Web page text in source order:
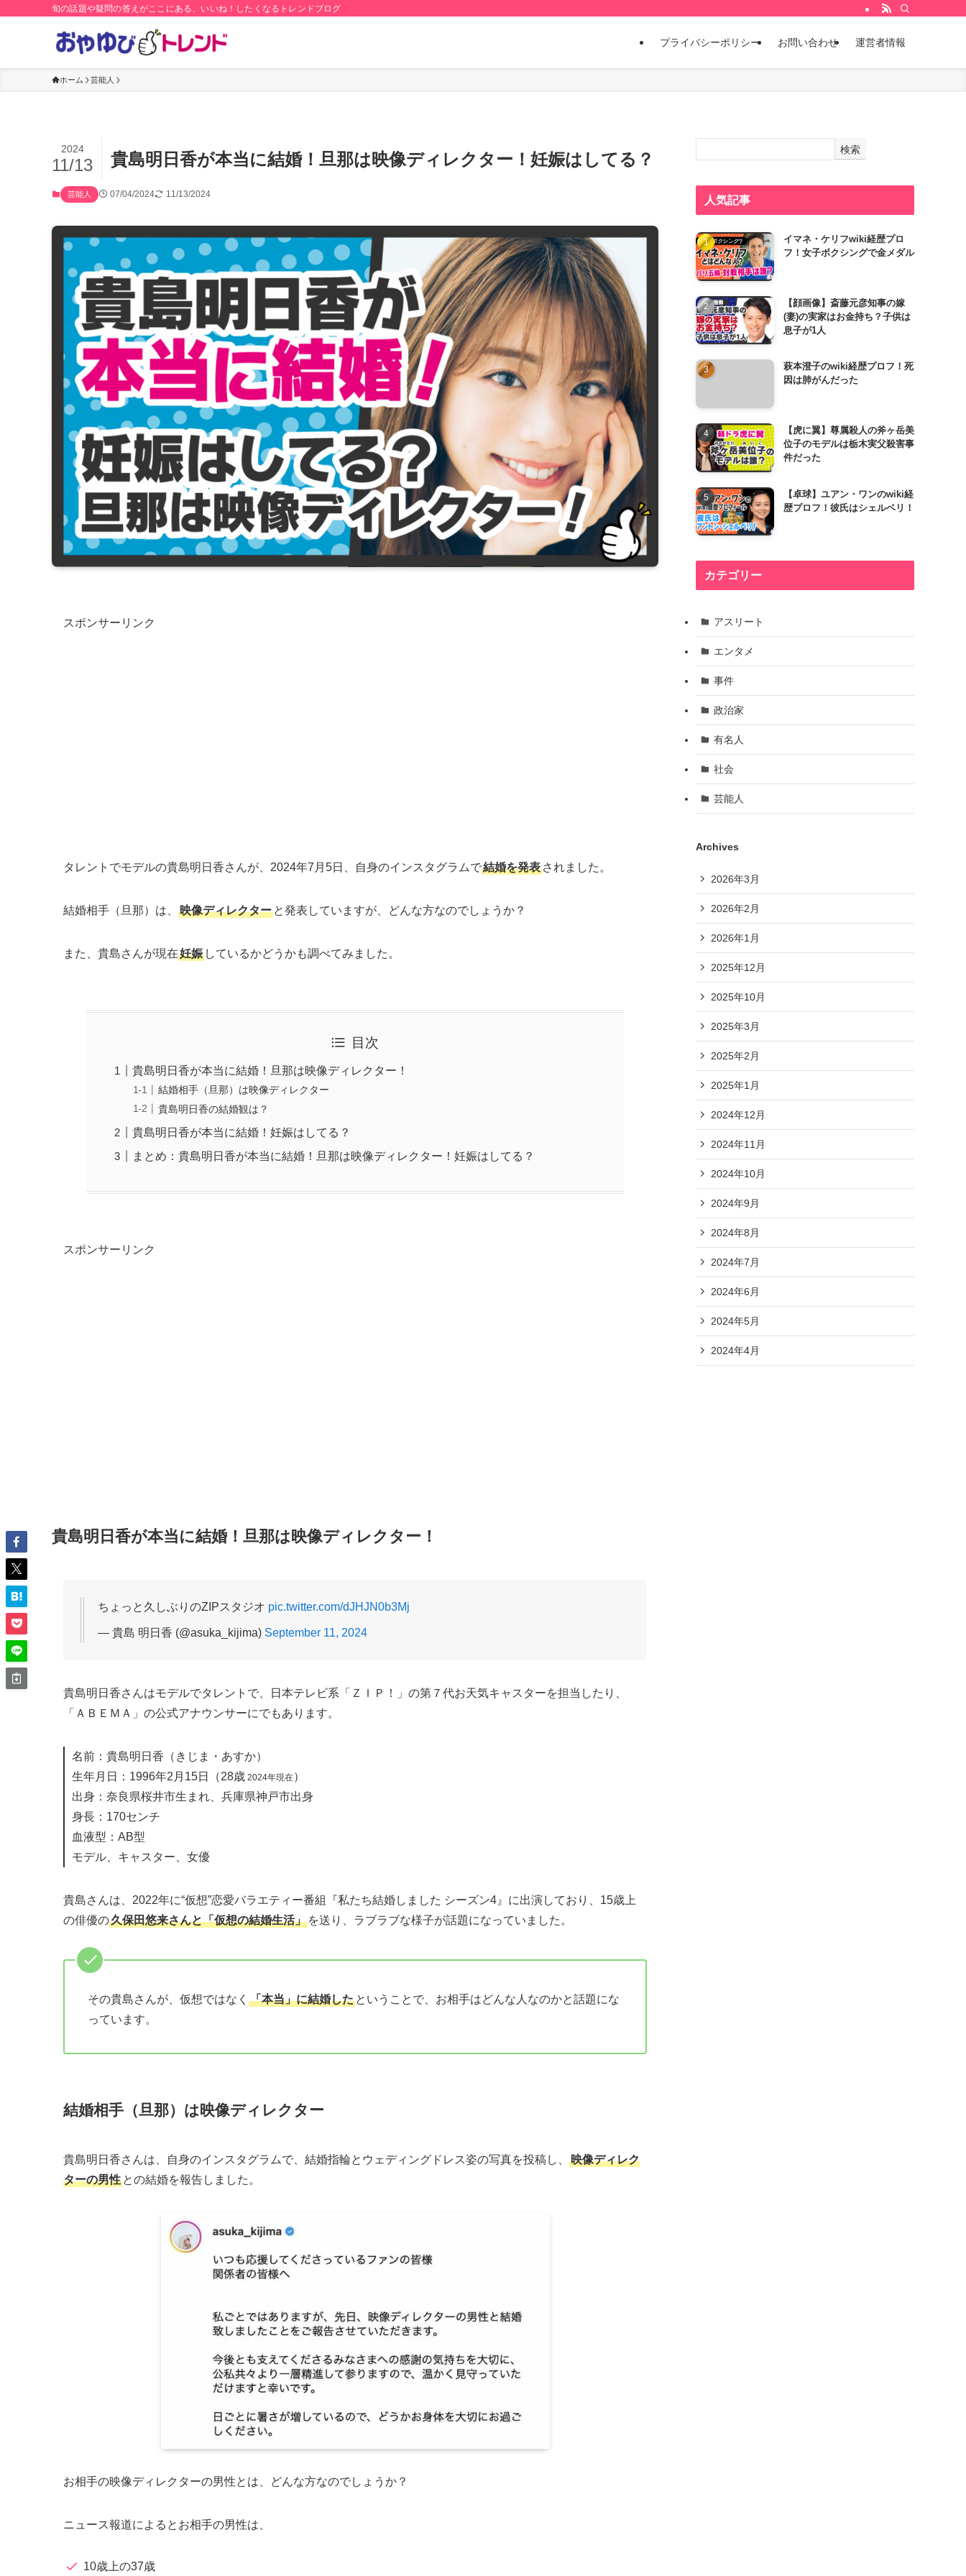
旬の話題や疑問の答えがここにある、いいね！したくなるトレンドブログ
プライバシーポリシー お問い合わせ 運営者情報
ホーム 芸能人
貴島明日香が本当に結婚！旦那は映像ディレクター！妊娠はしてる？
2024
11/13
芸能人 07/04/2024 11/13/2024
スポンサーリンク
タレントでモデルの貴島明日香さんが、2024年7月5日、自身のインスタグラムで結婚を発表 されました。
結婚相手（旦那）は、 映像ディレクター と発表していますが、どんな方なのでしょうか？
また、貴島さんが現在妊娠 しているかどうかも調べてみました。
目次
貴島明日香が本当に結婚！旦那は映像ディレクター！
結婚相手（旦那）は映像ディレクター
貴島明日香の結婚観は？
貴島明日香が本当に結婚！妊娠はしてる？
まとめ：貴島明日香が本当に結婚！旦那は映像ディレクター！妊娠はしてる？
スポンサーリンク
貴島明日香が本当に結婚！旦那は映像ディレクター！
ちょっと久しぶりのZIPスタジオ pic.twitter.com/dJHJN0b3Mj
— 貴島 明日香 (@asuka_kijima) September 11, 2024
貴島明日香さんはモデルでタレントで、日本テレビ系「ＺＩＰ！」の第７代お天気キャスターを担当したり、
「ＡＢＥＭＡ」の公式アナウンサーにでもあります。
名前：貴島明日香（きじま・あすか）
生年月日：1996年2月15日（28歳 2024年現在）
出身：奈良県桜井市生まれ、兵庫県神戸市出身
身長：170センチ
血液型：AB型
モデル、キャスター、女優
貴島さんは、2022年に“仮想”恋愛バラエティー番組『私たち結婚しました シーズン4』に出演しており、15歳上
の俳優の久保田悠来さんと「仮想の結婚生活」 を送り、ラブラブな様子が話題になっていました。
その貴島さんが、仮想ではなく 「本当」に結婚した ということで、お相手はどんな人なのかと話題にな
っています。
結婚相手（旦那）は映像ディレクター
貴島明日香さんは、自身のインスタグラムで、結婚指輪とウェディングドレス姿の写真を投稿し、
映像ディレク
ターの男性 との結婚を報告しました。
お相手の映像ディレクターの男性とは、どんな方なのでしょうか？
ニュース報道によるとお相手の男性は、
10歳上の37歳
検索
人気記事
イマネ・ケリフwiki経歴プロ
フ！女子ボクシングで金メダル
【顔画像】斎藤元彦知事の嫁
(妻)の実家はお金持ち？子供は
息子が1人
萩本澄子のwiki経歴プロフ！死
因は肺がんだった
【虎に翼】尊属殺人の斧ヶ岳美
位子のモデルは栃木実父殺害事
件だった
【卓球】ユアン・ワンのwiki経
歴プロフ！彼氏はシェルベリ！
カテゴリー
アスリート
エンタメ
事件
政治家
有名人
社会
芸能人
Archives
2026年3月
2026年2月
2026年1月
2025年12月
2025年10月
2025年3月
2025年2月
2025年1月
2024年12月
2024年11月
2024年10月
2024年9月
2024年8月
2024年7月
2024年6月
2024年5月
2024年4月